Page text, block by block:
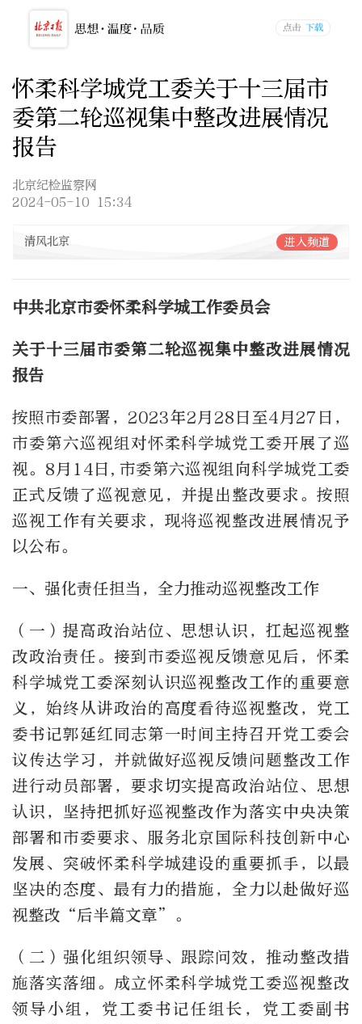
怀柔科学城党工委关于十三届市
委第二轮巡视集中整改进展情况
报告
北京纪检监察网
2024-05-10 15:34
清风北京 进入频道
中共北京市委怀柔科学城工作委员会
关于十三届市委第二轮巡视集中整改进展情况
报告
按照市委部署， 2023年2 月 28 日至4 月27 日，
市委第六巡视组对怀柔科学城党工委开展了巡
视。 8 月 14日 , 市委第六巡视组向科学城党工委
正式反馈了巡视意见，并提出整改要求。按照
巡视工作有关要求，现将巡视整改进展情况予
以公布。
一、强化责任担当，全力推动巡视整改工作
（一）提高政治站位、思想认识，扛起巡视整
改政治责任。接到市委巡视反馈意见后，怀柔
科学城党工委深刻认识巡视整改工作的重要意
义，始终从讲政治的高度看待巡视整改，党工
委书记郭延红同志第一时间主持召开党工委会
议传达学习，并就做好巡视反馈问题整改工作
进行动员部署，要求切实提高政治站位、思想
认识，坚持把抓好巡视整改作为落实中央决策
部署和市委要求、服务北京国际科技创新中心
发展、突破怀柔科学城建设的重要抓手，以最
坚决的态度、最有力的措施，全力以赴做好巡
视整改“后半篇文章”。
（二）强化组织领导、跟踪问效，推动整改措
施落实落细。成立怀柔科学城党工委巡视整改
领导小组，党工委书记任组长，党工委副书